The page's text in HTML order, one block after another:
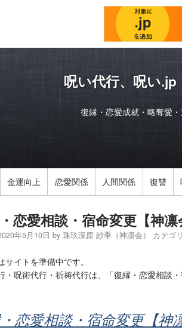
呪い代行、呪い.jp
復縁・恋愛成就・略奪愛
金運向上 恋愛関係 人間関係 復讐
恋愛相談・宿命変更【神凛
年5月10日 by 珠玖深原 紗季（神凛会） カテゴ
サイトを準備中です。
・呪術代行・祈祷代行は、「復縁・恋愛相談
恋愛相談・宿命変更【神